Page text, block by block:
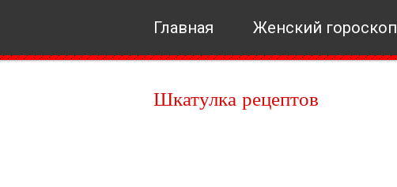
Главная Женский гороскоп
Шкатулка рецептов